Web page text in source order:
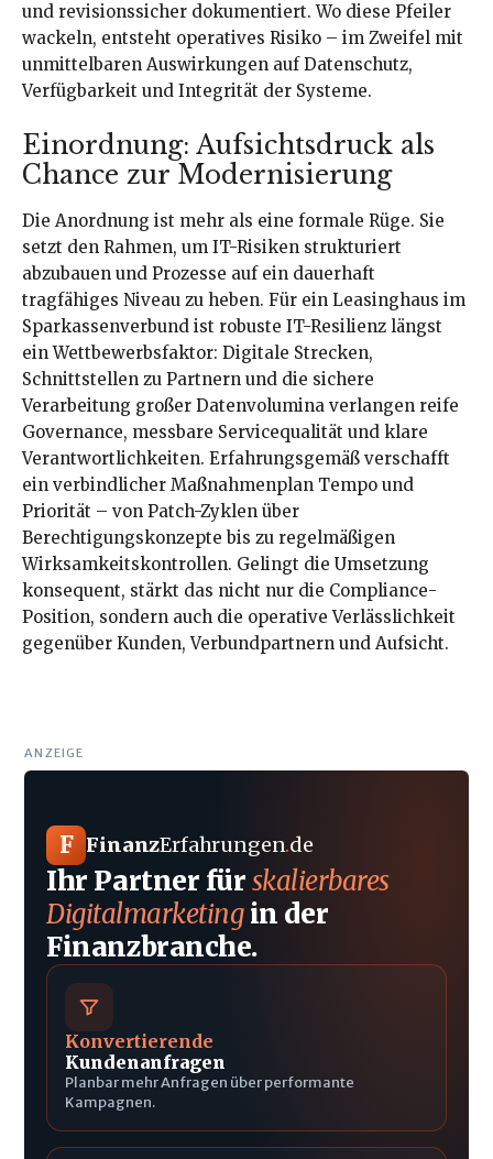
und revisionssicher dokumentiert. Wo diese Pfeiler
wackeln, entsteht operatives Risiko – im Zweifel mit
unmittelbaren Auswirkungen auf Datenschutz,
Verfügbarkeit und Integrität der Systeme.
Einordnung: Aufsichtsdruck als
Chance zur Modernisierung
Die Anordnung ist mehr als eine formale Rüge. Sie
setzt den Rahmen, um IT-Risiken strukturiert
abzubauen und Prozesse auf ein dauerhaft
tragfähiges Niveau zu heben. Für ein Leasinghaus im
Sparkassenverbund ist robuste IT-Resilienz längst
ein Wettbewerbsfaktor: Digitale Strecken,
Schnittstellen zu Partnern und die sichere
Verarbeitung großer Datenvolumina verlangen reife
Governance, messbare Servicequalität und klare
Verantwortlichkeiten. Erfahrungsgemäß verschafft
ein verbindlicher Maßnahmenplan Tempo und
Priorität – von Patch-Zyklen über
Berechtigungskonzepte bis zu regelmäßigen
Wirksamkeitskontrollen. Gelingt die Umsetzung
konsequent, stärkt das nicht nur die Compliance-
Position, sondern auch die operative Verlässlichkeit
gegenüber Kunden, Verbundpartnern und Aufsicht.
ANZEIGE
F FinanzErfahrungen.de
Ihr Partner fürskalierbares
Digitalmarketingin der
Finanzbranche.
Konvertierende
Kundenanfragen
Planbar mehr Anfragen über performante
Kampagnen.